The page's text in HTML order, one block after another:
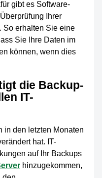
gibt es Software-
Ihrer
So erhalten Sie eine
Sie Ihre Daten im
können, wenn dies
die Backup-
IT-
in den letzten Monaten
hat. IT-
auf Ihr Backups
hinzugekommen,